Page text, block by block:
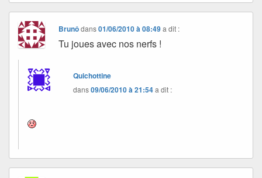
Brunôdans01/06/2010 à 08:49 a dit :
Tu joues avec nos nerfs !
Quichottine
dans09/06/2010 à 21:54a dit :